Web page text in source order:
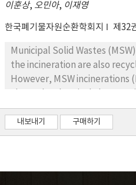
시안화합물, 중금속 용출실험)들
을 동시에 처리하는 방법을 이용하
이훈상, 오민아, 이재영
한국폐기물자원순환학회지 제32
Municipal Solid Wastes
the incineration are also
However, MSW incinerations
the policy, the MSWI in
pretreatments (washing,
Washing, the value of pH
evaluate pre-treatment
내보내기 구매하기